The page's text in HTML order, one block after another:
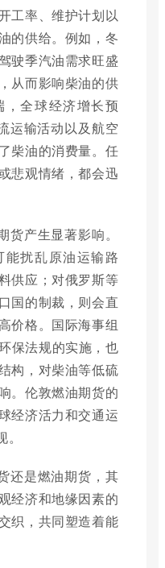
工率、维护计划以
的供给。例如，冬
驶季汽油需求旺盛
从而影响柴油的供
全球经济增长预
运输活动以及航空
柴油的消费量。任
悲观情绪，都会迅
产生显著影响。
扰乱原油运输路
供应；对俄罗斯等
国的制裁，则会直
价格。国际海事组
保法规的实施，也
构，对柴油等低硫
。伦敦燃油期货的
经济活力和交通运
还是燃油期货，其
经济和地缘因素的
织，共同塑造着能